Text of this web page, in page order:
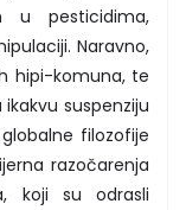
u pesticidima,
Naravno,
hipi-komuna, te
suspenziju
filozofije
razočarenja
koji su odrasli